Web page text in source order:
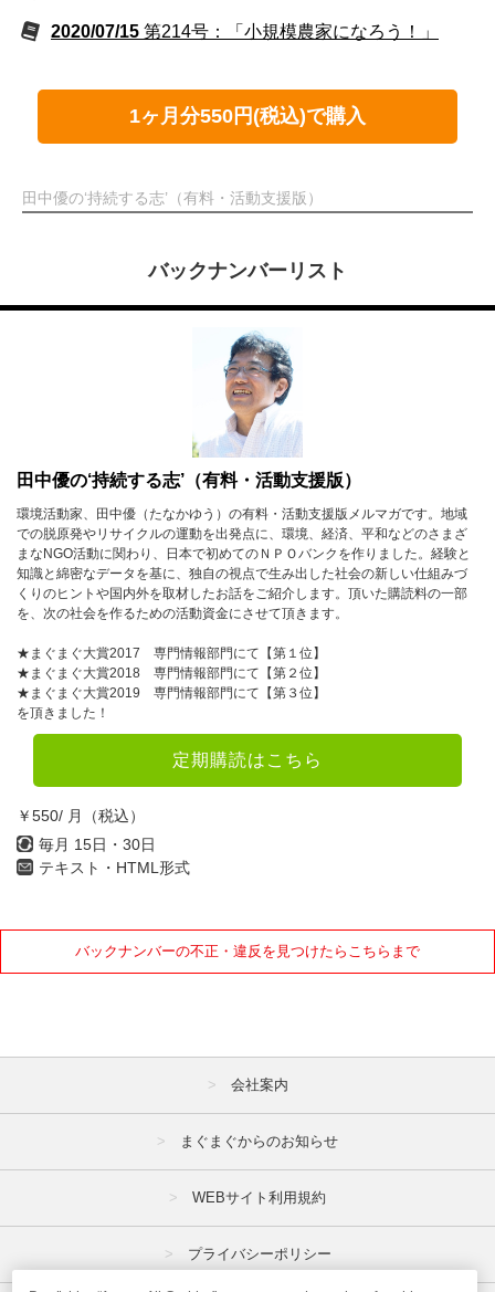
2020/07/15 第214号：「小規模農家になろう！」
1ヶ月分550円(税込)で購入
田中優の‘持続する志’（有料・活動支援版）
バックナンバーリスト
田中優の‘持続する志’（有料・活動支援版）
環境活動家、田中優（たなかゆう）の有料・活動支援版メルマガです。地域
での脱原発やリサイクルの運動を出発点に、環境、経済、平和などのさまざ
まなNGO活動に関わり、日本で初めてのＮＰＯバンクを作りました。経験と
知識と綿密なデータを基に、独自の視点で生み出した社会の新しい仕組みづ
くりのヒントや国内外を取材したお話をご紹介します。頂いた購読料の一部
を、次の社会を作るための活動資金にさせて頂きます。
★まぐまぐ大賞2017 専門情報部門にて【第１位】
★まぐまぐ大賞2018 専門情報部門にて【第２位】
★まぐまぐ大賞2019 専門情報部門にて【第３位】
を頂きました！
定期購読はこちら
￥550/ 月（税込）
毎月 15日・30日
テキスト・HTML形式
バックナンバーの不正・違反を見つけたらこちらまで
会社案内
まぐまぐからのお知らせ
WEBサイト利用規約
プライバシーポリシー